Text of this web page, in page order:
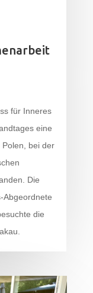
für Inneres
eine
bei der
Die
Abgeordnete
die